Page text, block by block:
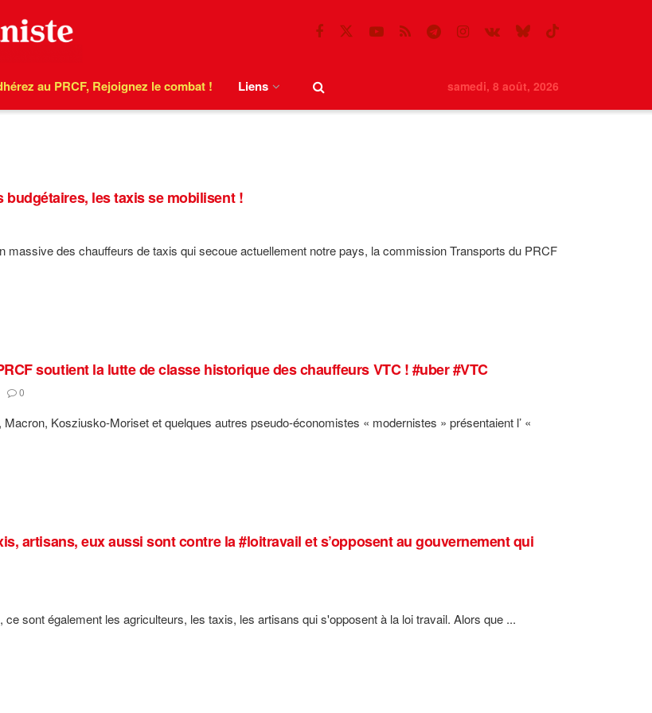
au PRCF, Rejoignez le combat ! Liens samedi, 8 août, 2026
budgétaires, les taxis se mobilisent !
massive des chauffeurs de taxis qui secoue actuellement notre pays, la commission Transports du PRCF
soutient la lutte de classe historique des chauffeurs VTC ! #uber #VTC
0
Macron, Kosziusko-Moriset et quelques autres pseudo-économistes « modernistes » présentaient l’ «
artisans, eux aussi sont contre la #loitravail et s’opposent au gouvernement qui
ce sont également les agriculteurs, les taxis, les artisans qui s'opposent à la loi travail. Alors que ...